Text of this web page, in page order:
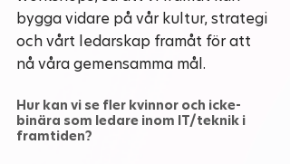
bygga vidare på vår kultur, strategi
och vårt ledarskap framåt för att
nå våra gemensamma mål.
Hur kan vi se fler kvinnor och icke-
binära som ledare inom IT/teknik i
framtiden?